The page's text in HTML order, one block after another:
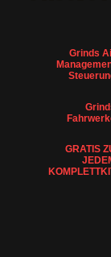
Grinds
GRATIS